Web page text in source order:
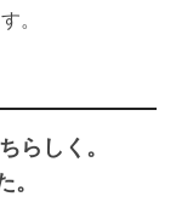
。
らしく。
。